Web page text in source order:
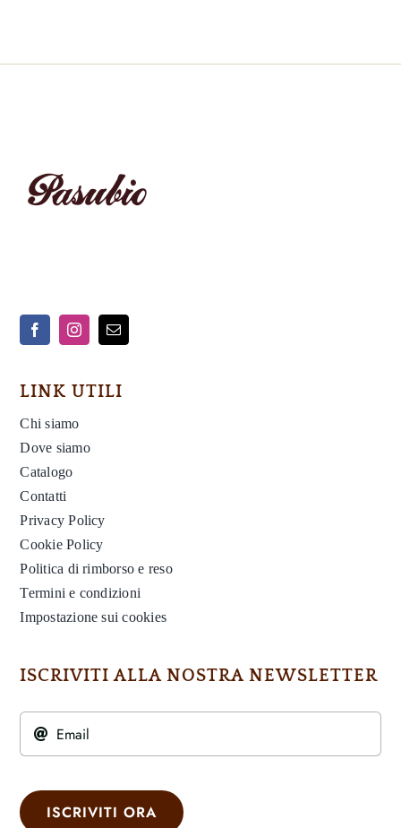
LINK UTILI
Chi siamo
Dove siamo
Catalogo
Contatti
Privacy Policy
Cookie Policy
Politica di rimborso e reso
Termini e condizioni
Impostazione sui cookies
ISCRIVITI ALLA NOSTRA NEWSLETTER
ISCRIVITI ORA